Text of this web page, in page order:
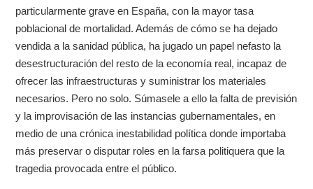
particularmente grave en España, con la mayor tasa
poblacional de mortalidad. Además de cómo se ha dejado
vendida a la sanidad pública, ha jugado un papel nefasto la
desestructuración del resto de la economía real, incapaz de
ofrecer las infraestructuras y suministrar los materiales
necesarios. Pero no solo. Súmasele a ello la falta de previsión
y la improvisación de las instancias gubernamentales, en
medio de una crónica inestabilidad política donde importaba
más preservar o disputar roles en la farsa politiquera que la
tragedia provocada entre el público.